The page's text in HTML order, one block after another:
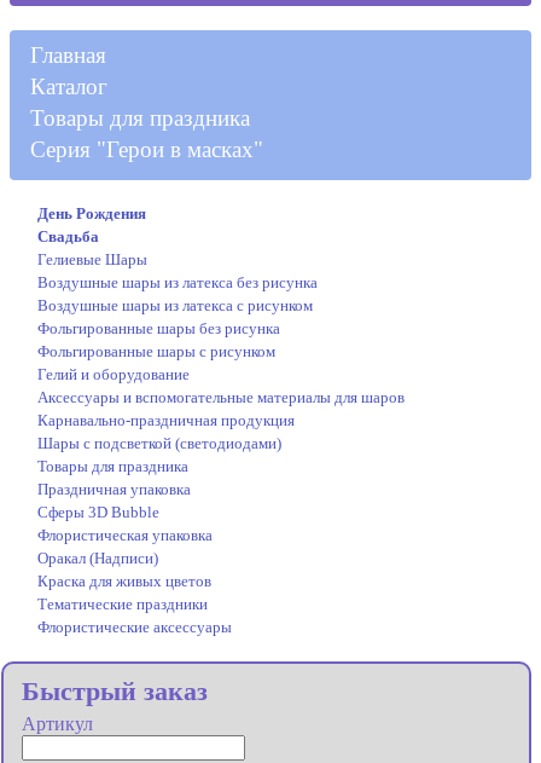
Главная
Каталог
Товары для праздника
Серия "Герои в масках"
День Рождения
Свадьба
Гелиевые Шары
Воздушные шары из латекса без рисунка
Воздушные шары из латекса с рисунком
Фольгированные шары без рисунка
Фольгированные шары с рисунком
Гелий и оборудование
Аксессуары и вспомогательные материалы для шаров
Карнавально-праздничная продукция
Шары с подсветкой (светодиодами)
Товары для праздника
Праздничная упаковка
Сферы 3D Bubble
Флористическая упаковка
Оракал (Надписи)
Краска для живых цветов
Тематические праздники
Флористические аксессуары
Быстрый заказ
Артикул